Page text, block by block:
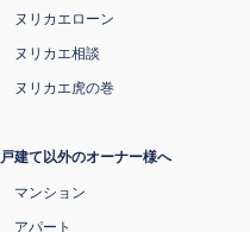
ヌリカエローン
ヌリカエ相談
ヌリカエ虎の巻
戸建て以外のオーナー様へ
マンション
アパート